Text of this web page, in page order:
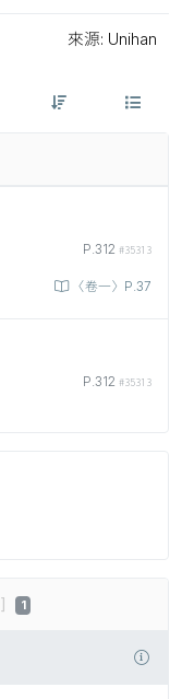
來源: Unihan
P.312 #35313
〈卷一〉P.37
P.312 #35313
] 1